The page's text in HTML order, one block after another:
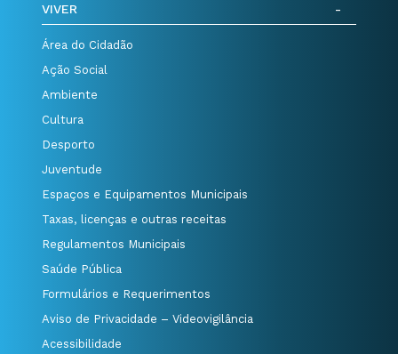
VIVER
Área do Cidadão
Ação Social
Ambiente
Cultura
Desporto
Juventude
Espaços e Equipamentos Municipais
Taxas, licenças e outras receitas
Regulamentos Municipais
Saúde Pública
Formulários e Requerimentos
Aviso de Privacidade – Videovigilância
Acessibilidade